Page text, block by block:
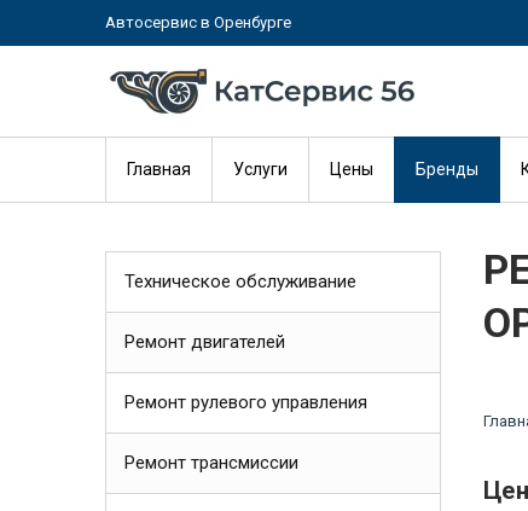
Автосервис в Оренбурге
Главная Услуги Цены Бренды
Техническое обслуживание
Ремонт двигателей
Ремонт рулевого управления
Ремонт трансмиссии